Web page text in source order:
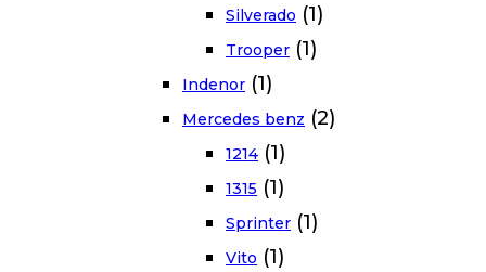
Silverado (1)
Trooper (1)
Indenor (1)
Mercedes benz (2)
1214 (1)
1315 (1)
Sprinter (1)
Vito (1)